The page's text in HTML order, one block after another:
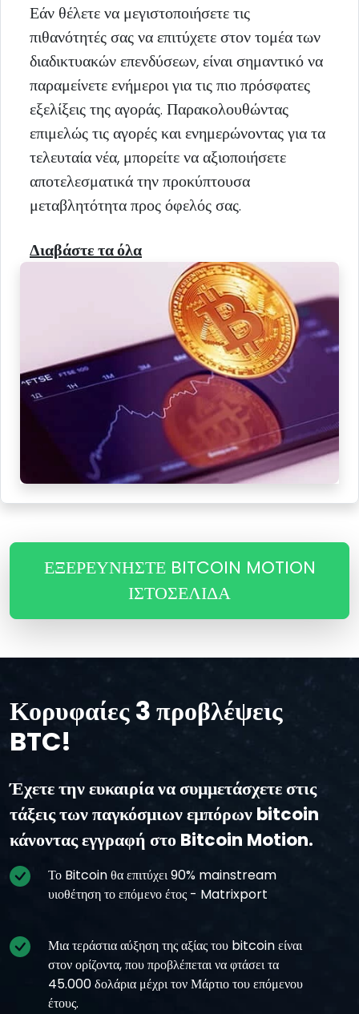
Εάν θέλετε να μεγιστοποιήσετε τις
πιθανότητές σας να επιτύχετε στον τομέα των
διαδικτυακών επενδύσεων, είναι σημαντικό να
παραμείνετε ενήμεροι για τις πιο πρόσφατες
εξελίξεις της αγοράς. Παρακολουθώντας
επιμελώς τις αγορές και ενημερώνοντας για τα
τελευταία νέα, μπορείτε να αξιοποιήσετε
αποτελεσματικά την προκύπτουσα
μεταβλητότητα προς όφελός σας.
Διαβάστε τα όλα
ΕΞΕΡΕΥΝΗΣΤΕ BITCOIN MOTION
ΙΣΤΟΣΕΛΊΔΑ
Κορυφαίες 3 προβλέψεις
BTC!
Έχετε την ευκαιρία να συμμετάσχετε στις
τάξεις των παγκόσμιων εμπόρων bitcoin
κάνοντας εγγραφή στο Bitcoin Motion.
Το Bitcoin θα επιτύχει 90% mainstream
υιοθέτηση το επόμενο έτος - Matrixport
Μια τεράστια αύξηση της αξίας του bitcoin είναι
στον ορίζοντα, που προβλέπεται να φτάσει τα
45.000 δολάρια μέχρι τον Μάρτιο του επόμενου
έτους.